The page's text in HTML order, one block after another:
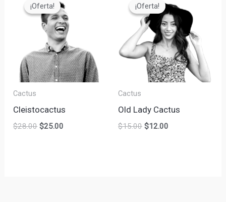
¡Oferta!
¡Oferta!
Cactus
Cleistocactus
$28.00
original
era:
$28.00.
$25.00
actual
es:
$25.00.
¡Oferta!
¡Oferta!
Cactus
Old Lady Cactus
$15.00
original
era:
$15.00.
$12.00
actual
es:
$12.00.